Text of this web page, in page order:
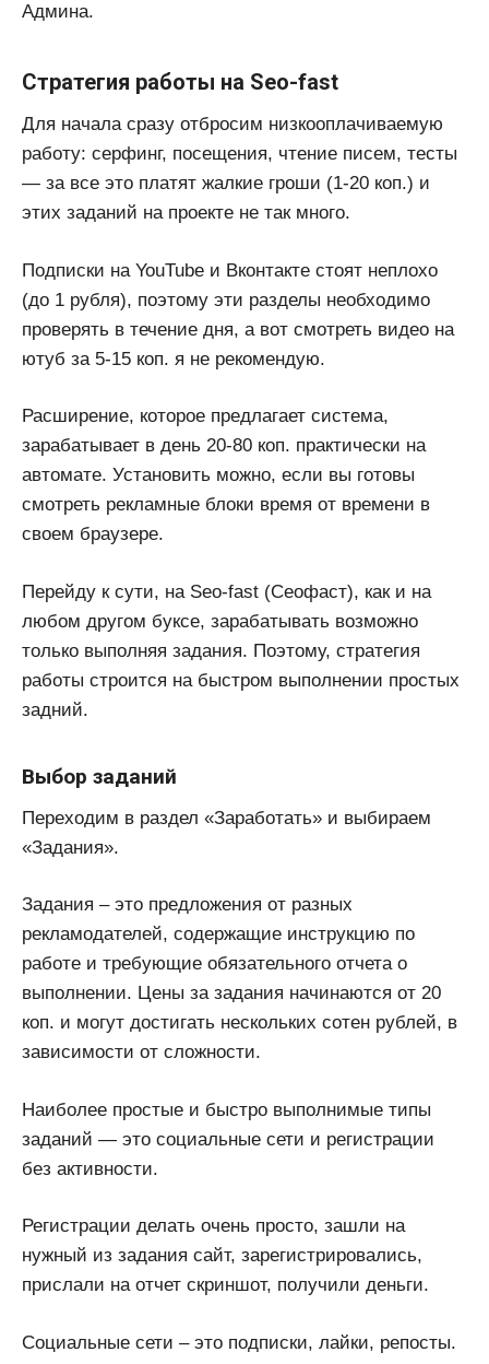
Админа.
Стратегия работы на Seo-fast
Для начала сразу отбросим низкооплачиваемую
работу: серфинг, посещения, чтение писем, тесты
— за все это платят жалкие гроши (1-20 коп.) и
этих заданий на проекте не так много.
Подписки на YouTube и Вконтакте стоят неплохо
(до 1 рубля), поэтому эти разделы необходимо
проверять в течение дня, а вот смотреть видео на
ютуб за 5-15 коп. я не рекомендую.
Расширение, которое предлагает система,
зарабатывает в день 20-80 коп. практически на
автомате. Установить можно, если вы готовы
смотреть рекламные блоки время от времени в
своем браузере.
Перейду к сути, на Seo-fast (Сеофаст), как и на
любом другом буксе, зарабатывать возможно
только выполняя задания. Поэтому, стратегия
работы строится на быстром выполнении простых
задний.
Выбор заданий
Переходим в раздел «Заработать» и выбираем
«Задания».
Задания – это предложения от разных
рекламодателей, содержащие инструкцию по
работе и требующие обязательного отчета о
выполнении. Цены за задания начинаются от 20
коп. и могут достигать нескольких сотен рублей, в
зависимости от сложности.
Наиболее простые и быстро выполнимые типы
заданий — это социальные сети и регистрации
без активности.
Регистрации делать очень просто, зашли на
нужный из задания сайт, зарегистрировались,
прислали на отчет скриншот, получили деньги.
Социальные сети – это подписки, лайки, репосты.